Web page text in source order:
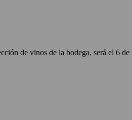
de vinos de la bodega, será el 6 de